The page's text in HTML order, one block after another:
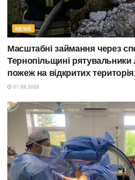
NEWS
Масштабні займання через
Тернопільщині рятувальники
пожеж на відкритих
01.08.2026